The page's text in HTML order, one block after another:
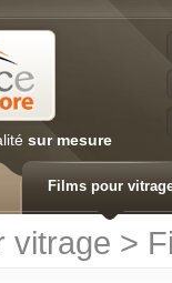
sur mesure
Films pour
vitrage >